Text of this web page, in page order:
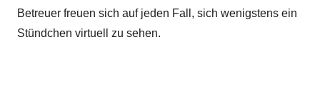
Betreuer freuen sich auf jeden Fall, sich wenigstens ein
Stündchen virtuell zu sehen.